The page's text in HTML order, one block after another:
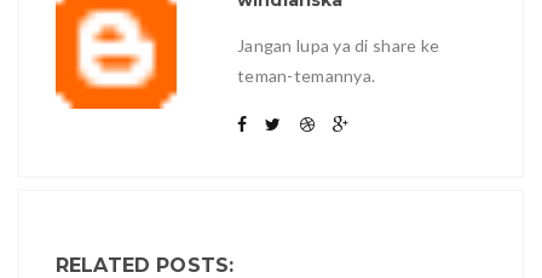
Jangan lupa ya di share ke
teman-temannya.
RELATED POSTS: